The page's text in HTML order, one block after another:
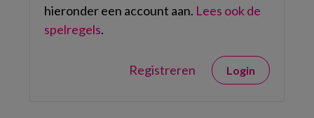
hieronder een account aan. Lees ook de
spelregels.
Registreren Login